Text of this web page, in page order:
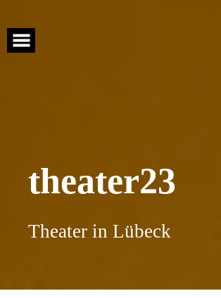
content
theater23
Theater in Lübeck